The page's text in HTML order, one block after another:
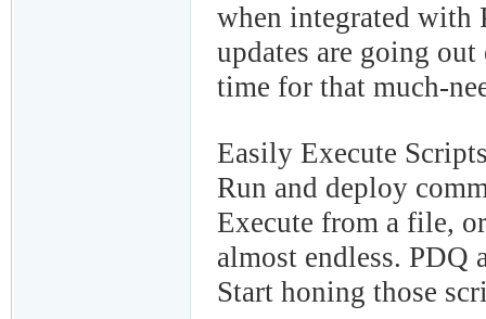
when integrated with
updates are going
time for that much-
Easily Execute
Run and deploy
Execute from a file,
almost endless. PDQ
Start honing those